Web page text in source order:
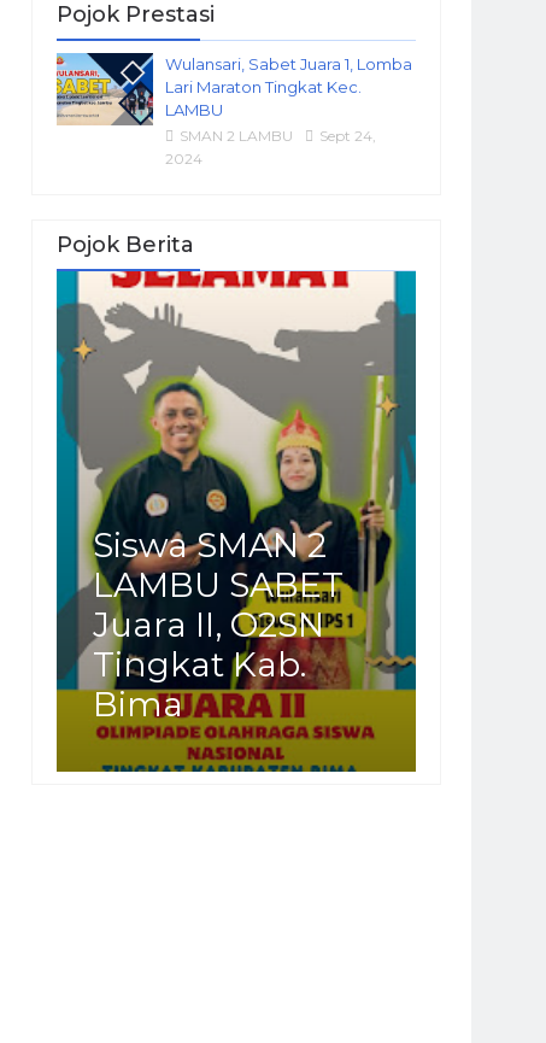
Pojok Prestasi
Wulansari, Sabet Juara 1, Lomba
Lari Maraton Tingkat Kec.
LAMBU
SMAN 2 LAMBU
Sept 24,
2024
Pojok Berita
Siswa SMAN 2
LAMBU SABET
Juara II, O2SN
Tingkat Kab.
Bima